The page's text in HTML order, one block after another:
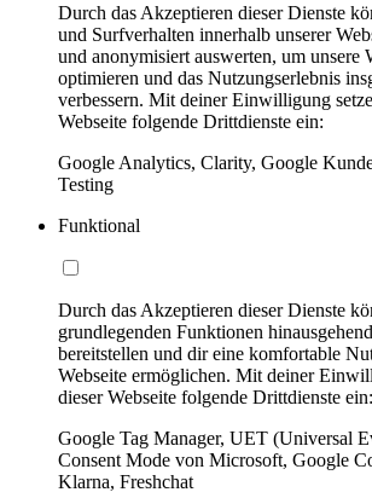
Durch das Akzeptieren dieser Dienste
und Surfverhalten innerhalb unserer
und anonymisiert auswerten, um unsere
optimieren und das Nutzungserlebnis
verbessern. Mit deiner Einwilligung
Webseite folgende Drittdienste ein:
Google Analytics, Clarity, Google
Testing
Funktional
Durch das Akzeptieren dieser Dienste
grundlegenden Funktionen
bereitstellen und dir eine komfortable
Webseite ermöglichen. Mit deiner
dieser Webseite folgende Drittdienste ein:
Google Tag Manager, UET (Universal
Consent Mode von Microsoft, Google
Klarna, Freshchat